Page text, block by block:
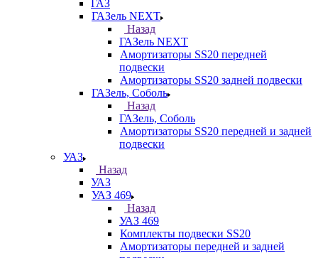
ГАЗ
ГАЗель NEXT
Назад
ГАЗель NEXT
Амортизаторы SS20 передней
подвески
Амортизаторы SS20 задней подвески
ГАЗель, Соболь
Назад
ГАЗель, Соболь
Амортизаторы SS20 передней и задней
подвески
УАЗ
Назад
УАЗ
УАЗ 469
Назад
УАЗ 469
Комплекты подвески SS20
Амортизаторы передней и задней